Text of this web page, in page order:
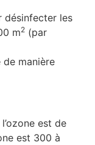
désinfecter les
m2 (par
de manière
est de
est 300 à